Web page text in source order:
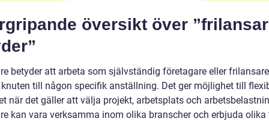
översikt över
betyder att arbeta som självständig företagare eller
till någon specifik anställning. Det ger möjlighet till
när det gäller att välja projekt, arbetsplats och
kan vara verksamma inom olika branscher och erbjuda olika